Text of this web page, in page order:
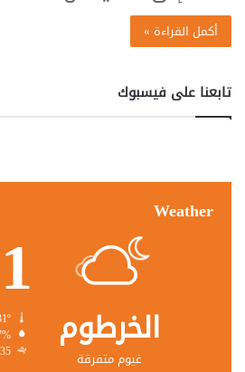
أكمل القراءة »
تابعنا على فيسبوك
Weather
الخرطوم
غيوم متفرقة
7.35